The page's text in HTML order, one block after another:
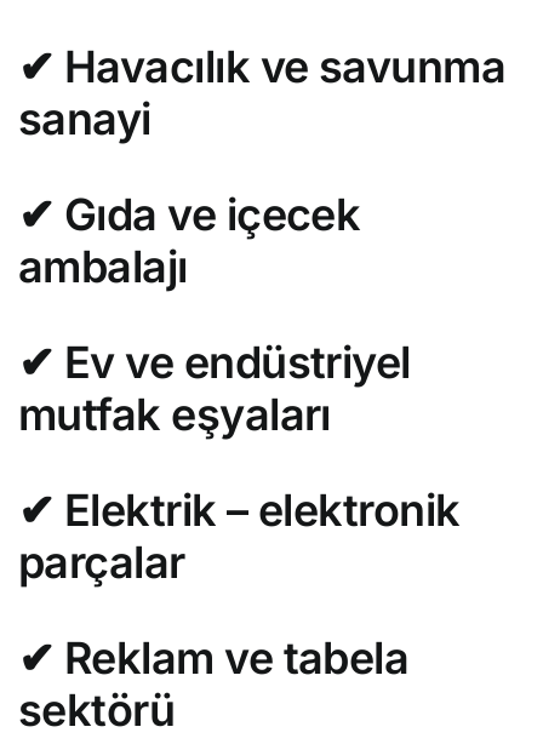
✔ Havacılık ve savunma
sanayi
✔ Gıda ve içecek
ambalajı
✔ Ev ve endüstriyel
mutfak eşyaları
✔ Elektrik – elektronik
parçalar
✔ Reklam ve tabela
sektörü